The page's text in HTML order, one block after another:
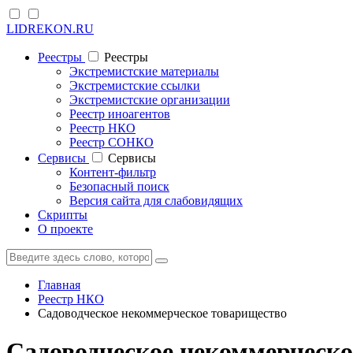
LIDREKON.RU
Реестры
Реестры
Экстремистские материалы
Экстремистские ссылки
Экстремистские организации
Реестр иноагентов
Реестр НКО
Реестр СОНКО
Cервисы
Cервисы
Контент-фильтр
Безопасный поиск
Версия сайта для слабовидящих
Скрипты
О проекте
Главная
Реестр НКО
Садоводческое некоммерческое товарищество